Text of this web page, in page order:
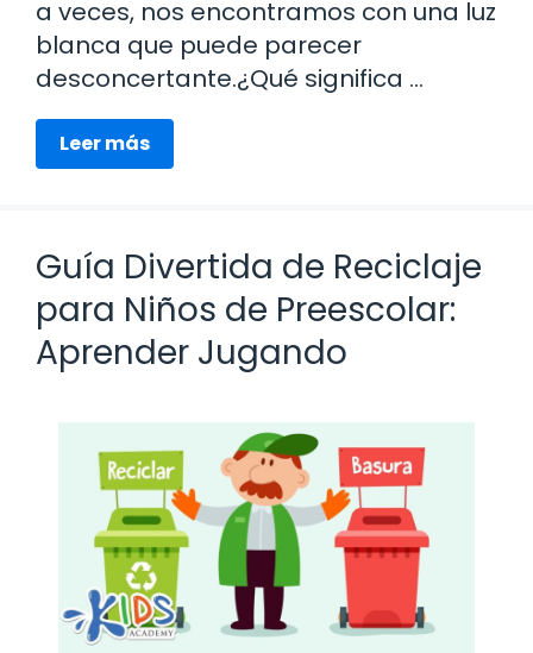
a veces, nos encontramos con una luz
blanca que puede parecer
desconcertante.¿Qué significa …
Leer más
Guía Divertida de Reciclaje
para Niños de Preescolar:
Aprender Jugando